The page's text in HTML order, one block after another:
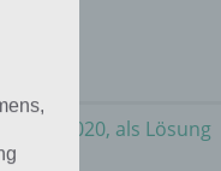
15.7.2020, als Lösung